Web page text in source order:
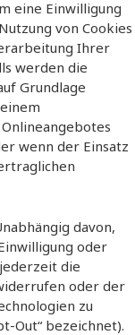
eine Einwilligung
von Cookies
Ihrer
werden die
Grundlage
wenn der Einsatz
davon,
oder
die
oder der
zu
Out“ bezeichnet).